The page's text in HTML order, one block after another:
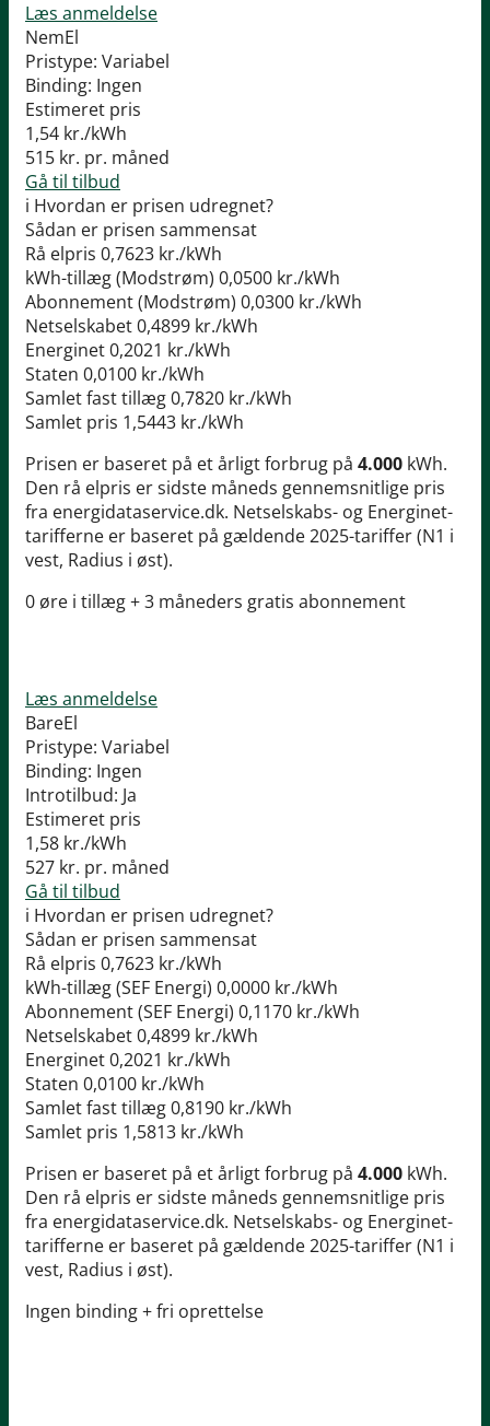
Læs anmeldelse
NemEl
Pristype: Variabel
Binding: Ingen
Estimeret pris
1,54 kr./kWh
515 kr. pr. måned
Gå til tilbud
i Hvordan er prisen udregnet?
Sådan er prisen sammensat
Rå elpris 0,7623 kr./kWh
kWh-tillæg (Modstrøm) 0,0500 kr./kWh
Abonnement (Modstrøm) 0,0300 kr./kWh
Netselskabet0,4899 kr./kWh
Energinet0,2021 kr./kWh
Staten 0,0100 kr./kWh
Samlet fast tillæg0,7820 kr./kWh
Samlet pris 1,5443 kr./kWh
Prisen er baseret på et årligt forbrug på 4.000 kWh.
Den rå elpris er sidste måneds gennemsnitlige pris
fra energidataservice.dk. Netselskabs- og Energinet-
tarifferne er baseret på gældende 2025-tariffer (N1 i
vest, Radius i øst).
0 øre i tillæg + 3 måneders gratis abonnement
Læs anmeldelse
BareEl
Pristype: Variabel
Binding: Ingen
Introtilbud: Ja
Estimeret pris
1,58 kr./kWh
527 kr. pr. måned
Gå til tilbud
i Hvordan er prisen udregnet?
Sådan er prisen sammensat
Rå elpris 0,7623 kr./kWh
kWh-tillæg (SEF Energi) 0,0000 kr./kWh
Abonnement (SEF Energi) 0,1170 kr./kWh
Netselskabet0,4899 kr./kWh
Energinet0,2021 kr./kWh
Staten 0,0100 kr./kWh
Samlet fast tillæg0,8190 kr./kWh
Samlet pris 1,5813 kr./kWh
Prisen er baseret på et årligt forbrug på 4.000 kWh.
Den rå elpris er sidste måneds gennemsnitlige pris
fra energidataservice.dk. Netselskabs- og Energinet-
tarifferne er baseret på gældende 2025-tariffer (N1 i
vest, Radius i øst).
Ingen binding + fri oprettelse